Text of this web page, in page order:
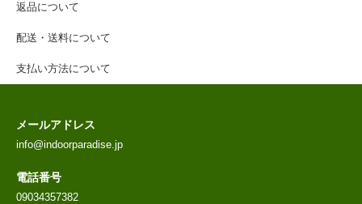
返品について
配送・送料について
支払い方法について
メールアドレス
info@indoorparadise.jp
電話番号
09034357382